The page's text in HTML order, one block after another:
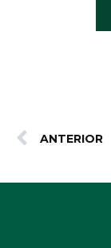
ANTERIOR